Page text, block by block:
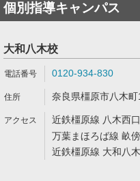
個別指導キャンパス
大和八木校
0120-934-830
奈良県橿原市八木
近鉄橿原線 八木西
万葉まほろば線 畝
近鉄橿原線 大和八